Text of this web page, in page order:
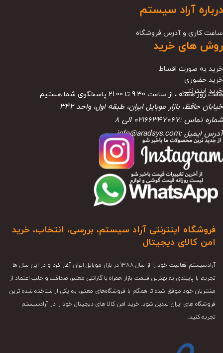
درباره آراد سیستم
ساعت کاری و آدرس فروشگاه
روش های خرید
خرید به صورت اقساط
خرید حضوری
خرید اینترنتی
هفت روز هفته ، از ساعت 9:30 تا 21:00 پاسخگوی شما هستیم
خیابان حافظ، بازار موبایل ایران، طبقه اول، واحد ۳۴۲
شماره تماس :02166347067 الی 8
آدرس ایمیل :info@aradsys.com
فروشگاه اینترنتی آراد سیستم، بررسی، انتخاب، خرید
امن کالای دیجیتال
آرادسیستم فعالیت خود را از سال 1388 در بازار موبایل ایران آغاز کرد و در این سال ها
تجربه، با پایبندی به بهترین قیمت بازار همراه با گارانتی معتبر، صداقت و جلب اعتماد از
مشتریان خود موفق شده تا همگام با فروشگاه‌های معتبر، به یکی از شناخته شده ترین
فروشگاه های ایران تبدیل شود. خرید امن کالا های دیجیتال خود را در آرادسیستم
تجربه کنید.